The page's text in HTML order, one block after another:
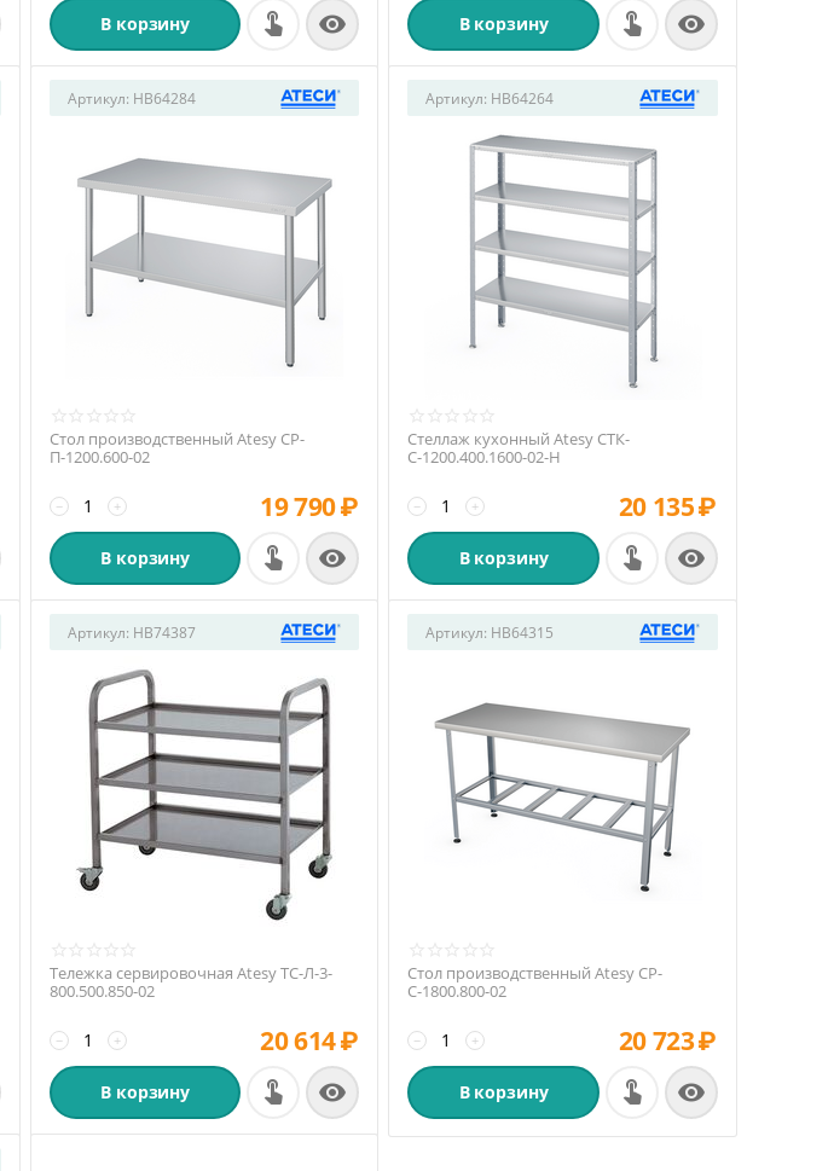
В корзину  В корзину 
Артикул: HB64284
Стол производственный Atesy СР-
П-1200.600-02
+
− 19 790₽
В корзину 
Артикул: HB64264
Стеллаж кухонный Atesy СТК-
С-1200.400.1600-02-Н
+
− 20 135₽
В корзину 
Артикул: HB74387
Тележка сервировочная Atesy ТС-Л-3-
800.500.850-02
+
− 20 614₽
В корзину 
Артикул: HB64315
Стол производственный Atesy СР-
С-1800.800-02
+
− 20 723₽
В корзину 